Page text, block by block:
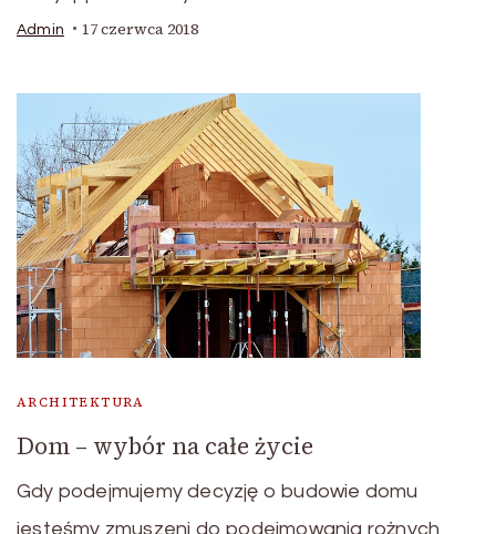
Admin 17 czerwca 2018
ARCHITEKTURA
Dom – wybór na całe życie
Gdy podejmujemy decyzję o budowie domu
jesteśmy zmuszeni do podejmowania rożnych